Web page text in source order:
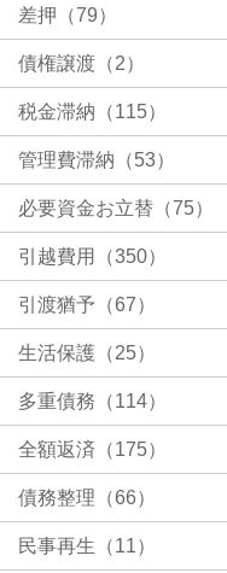
差押（79）
債権譲渡（2）
税金滞納（115）
管理費滞納（53）
必要資金お立替（75）
引越費用（350）
引渡猶予（67）
生活保護（25）
多重債務（114）
全額返済（175）
債務整理（66）
民事再生（11）